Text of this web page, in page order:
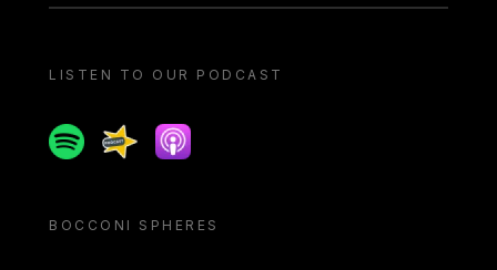
LISTEN TO OUR PODCAST
SpotifySpreakerApple podcast
BOCCONI SPHERES